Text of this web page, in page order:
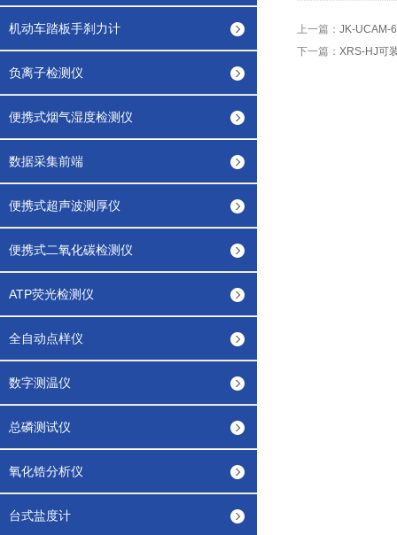
机动车踏板手刹力计
负离子检测仪
便携式烟气湿度检测仪
数据采集前端
便携式超声波测厚仪
便携式二氧化碳检测仪
ATP荧光检测仪
全自动点样仪
数字测温仪
总磷测试仪
氧化锆分析仪
台式盐度计
上一篇： JK-UCAM-
下一篇： XRS-HJ可